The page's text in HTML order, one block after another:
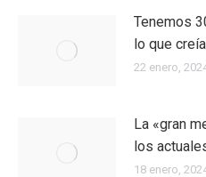
Tenemos
lo que
22 enero,
La «gran
los
18 enero,